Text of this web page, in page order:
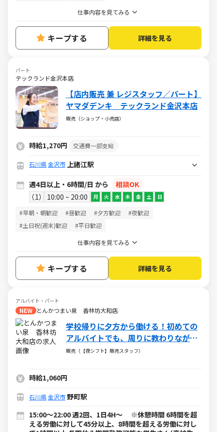
仕事内容を見てみる
キープする 詳細を見る
パート
テックランド金沢本店
【店内販売 兼 レジスタッフ／パート】
ヤマダデンキ テックランド金沢本店
販売（ショップ・小売店）
時給1,270円 交通費一部支給
石川県金沢市 上諸江駅
週4日以上・6時間/日 から
相談OK
1
10:00 ~ 20:00 月 火 水 木 金 土 日
#早朝・朝歓迎 #昼歓迎 #夕方歓迎
#夜歓迎
#土日祝(週末)歓迎
#平日歓迎
仕事内容を見てみる
キープする 詳細を見る
アルバイト・パート
NEW とんかつまい泉 香林坊大和店
学校帰りに夕方から働ける！初めての
アルバイトでも、周りに教わりながら
成長できる販売スタッフ
販売（【夜シフト】販売スタッフ）
時給1,060円
石川県金沢市野町駅
15:00～22:00 週2回、1日4H～ ※休憩時間 6時間を超
える労働に対して45分以上、8時間を超える労働に対し